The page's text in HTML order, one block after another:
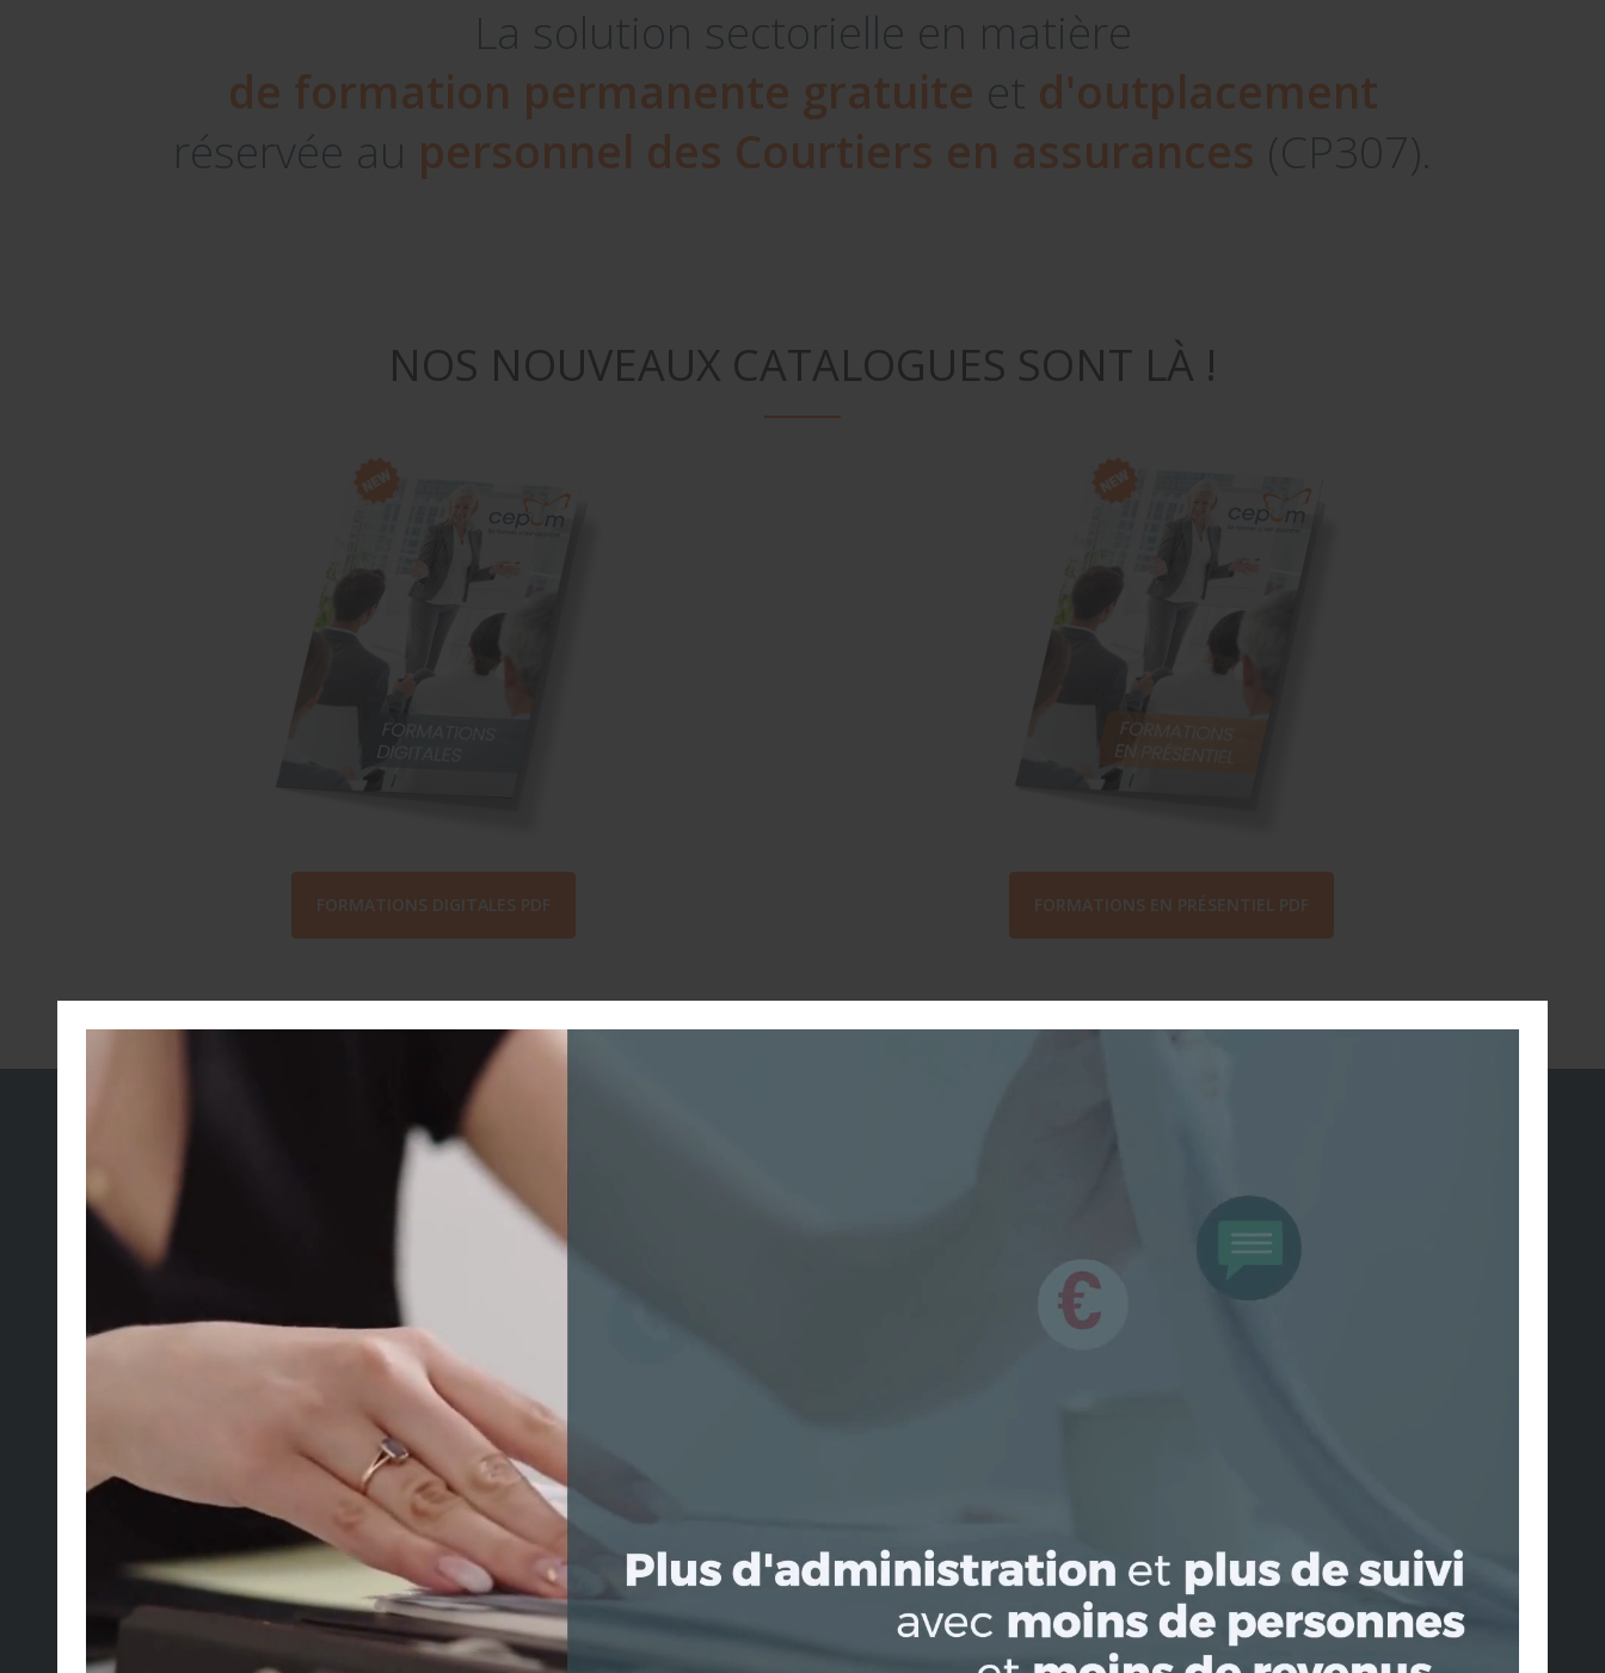
La solution sectorielle en matière
de formation permanente gratuite et d'outplacement
réservée au personnel des Courtiers en assurances (CP307).
NOS NOUVEAUX CATALOGUES SONT LÀ !
FORMATIONS DIGITALES PDF FORMATIONS EN PRÉSENTIEL PDF
NOS FORMATIONS & SOLUTIONS
Formations de cycle court
Nous proposons desformations spécifiques, ciblées et ponctuelles
accessibles aux débutants comme aux experts. Les sujets traités sont
vastes :
Assurances, développement personnel, langues, communication,
informatique, vente & marketing, special skill,...
parfois tenu d’offrir un accompagnement en outplacement aux
collaborateurs.